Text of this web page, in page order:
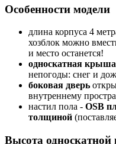
Особенности модели
длина корпуса 4
хозблок можно
и место останется!
односкатная крыша
непогоды: снег и
боковая дверь
внутреннему
настил пола - OSB
толщиной
Высота